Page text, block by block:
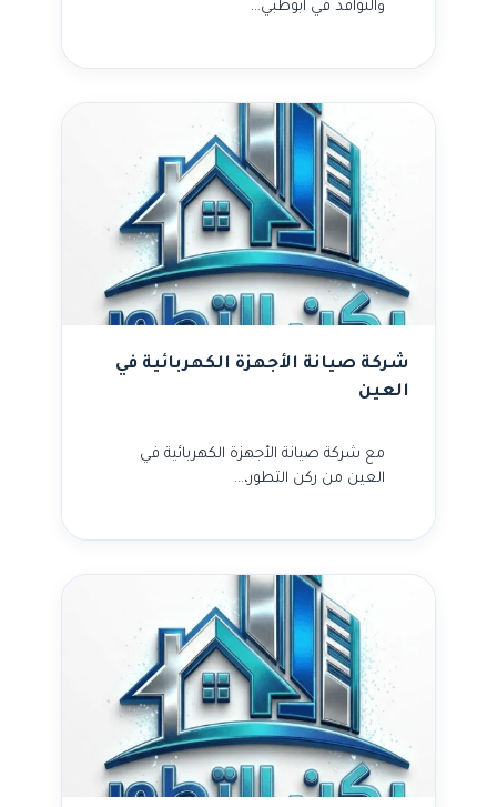
والنوافذ في أبوظبي…
شركة صيانة الأجهزة الكهربائية في
العين
مع شركة صيانة الأجهزة الكهربائية في
العين من ركن التطور،…